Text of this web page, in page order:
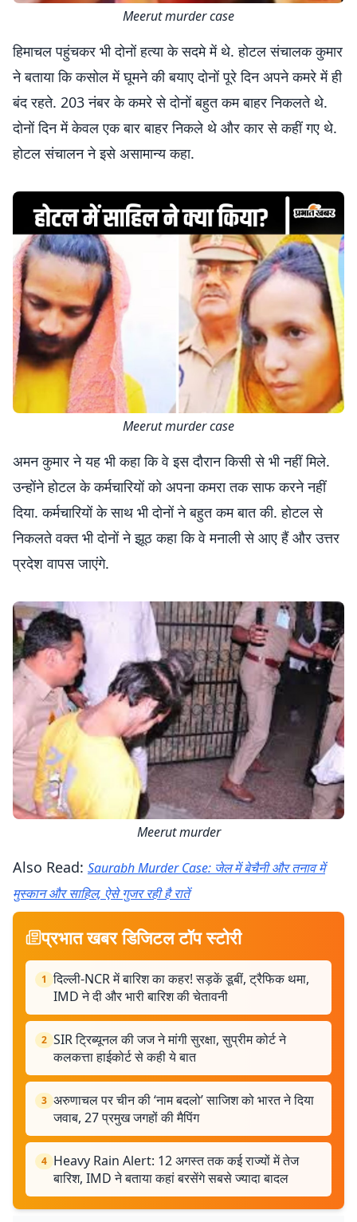
Meerut murder case
हिमाचल पहुंचकर भी दोनों हत्या के सदमे में थे. होटल संचालक कुमार
ने बताया कि कसोल में घूमने की बयाए दोनों पूरे दिन अपने कमरे में ही
बंद रहते. 203 नंबर के कमरे से दोनों बहुत कम बाहर निकलते थे.
दोनों दिन में केवल एक बार बाहर निकले थे और कार से कहीं गए थे.
होटल संचालन ने इसे असामान्य कहा.
Meerut murder case
अमन कुमार ने यह भी कहा कि वे इस दौरान किसी से भी नहीं मिले.
उन्होंने होटल के कर्मचारियों को अपना कमरा तक साफ करने नहीं
दिया. कर्मचारियों के साथ भी दोनों ने बहुत कम बात की. होटल से
निकलते वक्त भी दोनों ने झूठ कहा कि वे मनाली से आए हैं और उत्तर
प्रदेश वापस जाएंगे.
Meerut murder
Also Read: Saurabh Murder Case: जेल में बेचैनी और तनाव में
मुस्कान और साहिल, ऐसे गुजर रही है रातें
प्रभात खबर डिजिटल टॉप स्टोरी
1 दिल्ली-NCR में बारिश का कहर! सड़कें डूबीं, ट्रैफिक थमा,
IMD ने दी और भारी बारिश की चेतावनी
2 SIR ट्रिब्यूनल की जज ने मांगी सुरक्षा, सुप्रीम कोर्ट ने
कलकत्ता हाईकोर्ट से कही ये बात
3 अरुणाचल पर चीन की ‘नाम बदलो’ साजिश को भारत ने दिया
जवाब, 27 प्रमुख जगहों की मैपिंग
4 Heavy Rain Alert: 12 अगस्त तक कई राज्यों में तेज
बारिश, IMD ने बताया कहां बरसेंगे सबसे ज्यादा बादल